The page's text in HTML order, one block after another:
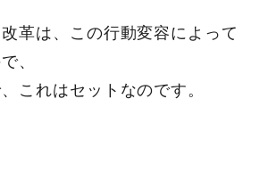
革は、この行動変容によって
、
これはセットなのです。